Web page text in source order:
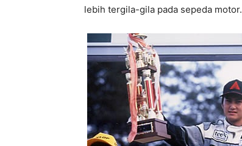
lebih tergila-gila pada sepeda motor.